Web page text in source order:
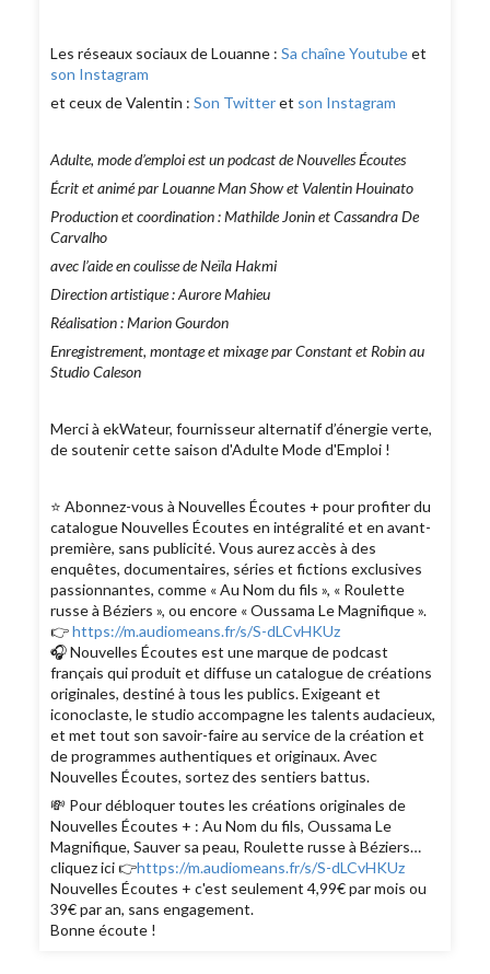
Les réseaux sociaux de Louanne :Sa chaîne Youtubeet
son Instagram
et ceux de Valentin :Son Twitteret son Instagram
Adulte, mode d’emploi est un podcast de Nouvelles Écoutes
Écrit et animé par Louanne Man Show et Valentin Houinato
Production et coordination : Mathilde Jonin et Cassandra De
Carvalho
avec l’aide en coulisse de Neïla Hakmi
Direction artistique : Aurore Mahieu
Réalisation : Marion Gourdon
Enregistrement, montage et mixage par Constant et Robin au
Studio Caleson
Merci à ekWateur, fournisseur alternatif d’énergie verte,
de soutenir cette saison d'Adulte Mode d'Emploi !
⭐️ Abonnez-vous à Nouvelles Écoutes + pour profiter du
catalogue Nouvelles Écoutes en intégralité et en avant-
première, sans publicité. Vous aurez accès à des
enquêtes, documentaires, séries et fictions exclusives
passionnantes, comme « Au Nom du fils », « Roulette
russe à Béziers », ou encore « Oussama Le Magnifique ».
👉https://m.audiomeans.fr/s/S-dLCvHKUz
🎧 Nouvelles Écoutes est une marque de podcast
français qui produit et diffuse un catalogue de créations
originales, destiné à tous les publics. Exigeant et
iconoclaste, le studio accompagne les talents audacieux,
et met tout son savoir-faire au service de la création et
de programmes authentiques et originaux. Avec
Nouvelles Écoutes, sortez des sentiers battus.
💸 Pour débloquer toutes les créations originales de
Nouvelles Écoutes + : Au Nom du fils, Oussama Le
Magnifique, Sauver sa peau, Roulette russe à Béziers…
cliquez ici 👉https://m.audiomeans.fr/s/S-dLCvHKUz
Nouvelles Écoutes + c'est seulement 4,99€ par mois ou
39€ par an, sans engagement.
Bonne écoute !